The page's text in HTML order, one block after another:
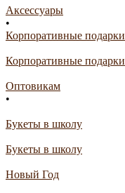
Аксессуары
•
Корпоративные подарки
Корпоративные подарки
Оптовикам
•
Букеты в школу
Букеты в школу
Новый Год